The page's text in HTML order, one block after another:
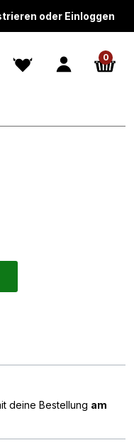
oder Einloggen
0
deine Bestellung am